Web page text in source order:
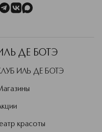
ДЕ БОТЭ
ИЛЬ ДЕ БОТЭ
Театр красоты